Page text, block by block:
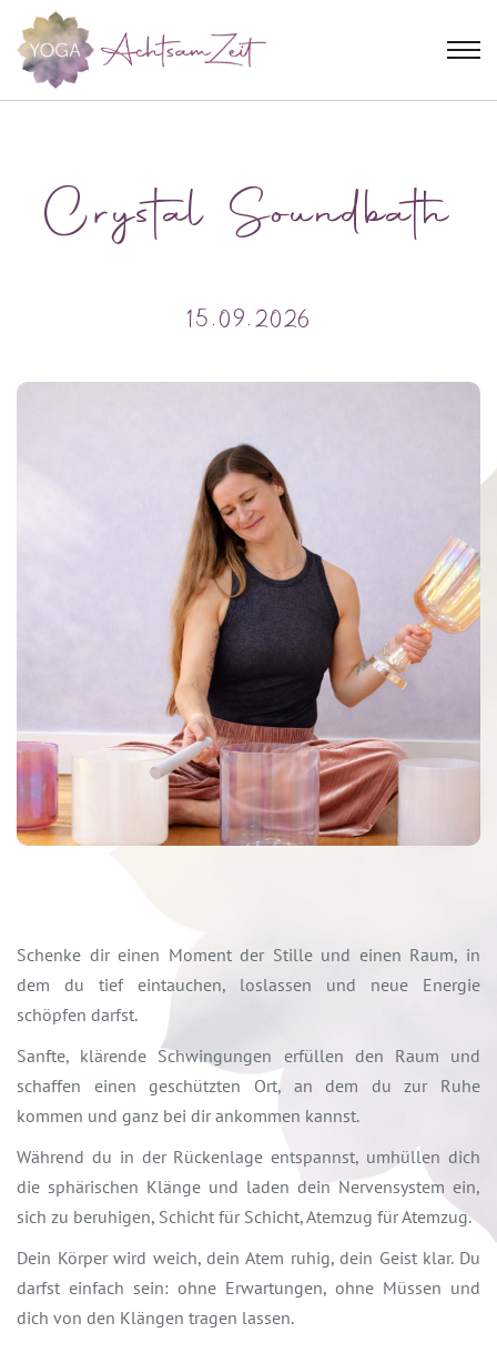
Crystal Soundbath
15.09.2026
Schenke dir einen Moment der Stille und einen Raum, in
dem du tief eintauchen, loslassen und neue Energie
schöpfen darfst.
Sanfte, klärende Schwingungen erfüllen den Raum und
schaffen einen geschützten Ort, an dem du zur Ruhe
kommen und ganz bei dir ankommen kannst.
Während du in der Rückenlage entspannst, umhüllen dich
die sphärischen Klänge und laden dein Nervensystem ein,
sich zu beruhigen, Schicht für Schicht, Atemzug für Atemzug.
Dein Körper wird weich, dein Atem ruhig, dein Geist klar. Du
darfst einfach sein: ohne Erwartungen, ohne Müssen und
dich von den Klängen tragen lassen.